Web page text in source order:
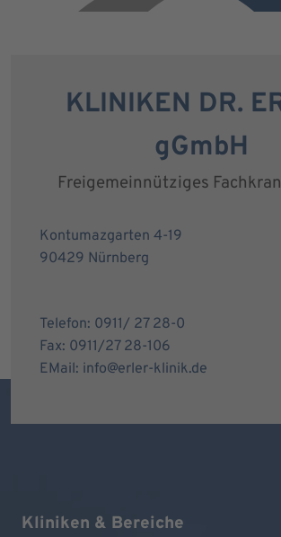
KLINIKEN DR.
gGmbH
Freigemeinnütziges
Kontumazgarten 4-19
90429 Nürnberg
Telefon: 0911/ 27 28-0
Fax: 0911/27 28-106
EMail: info@erler-klinik.de
Kliniken & Bereiche